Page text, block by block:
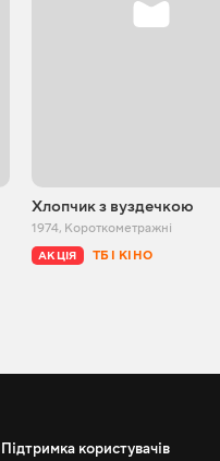
Хлопчик з вуздечкою
1974, Короткометражні
АКЦІЯ ТБ І КІНО
Підтримка користувачів